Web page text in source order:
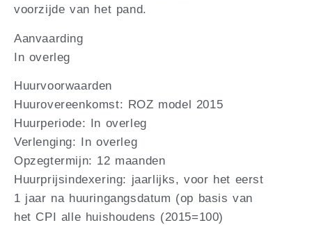
voorzijde van het pand.
Aanvaarding
In overleg
Huurvoorwaarden
Huurovereenkomst: ROZ model 2015
Huurperiode: In overleg
Verlenging: In overleg
Opzegtermijn: 12 maanden
Huurprijsindexering: jaarlijks, voor het eerst
1 jaar na huuringangsdatum (op basis van
het CPI alle huishoudens (2015=100)